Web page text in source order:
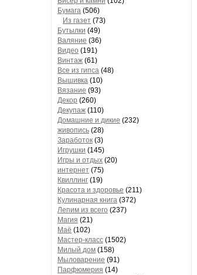
Бумага (506)
Из газет (73)
Бутылки (49)
Валяние (36)
Видео (191)
Винтаж (61)
Все из гипса (48)
Вышивка (10)
Вязание (93)
Декор (260)
Декупаж (110)
Домашние и дикие (232)
живопись (28)
Заработок (3)
Игрушки (145)
Игры и отдых (20)
интернет (75)
Квиллинг (19)
Красота и здоровье (211)
Кулинарная книга (372)
Лепим из всего (237)
Магия (21)
Маё (102)
Мастер-класс (1502)
Милый дом (158)
Мыловарение (91)
Парфюмерия (14)